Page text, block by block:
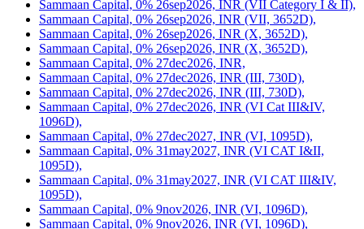
Sammaan Capital, 0% 26sep2026, INR (VII Category I & II),
Sammaan Capital, 0% 26sep2026, INR (VII, 3652D),
Sammaan Capital, 0% 26sep2026, INR (X, 3652D),
Sammaan Capital, 0% 26sep2026, INR (X, 3652D),
Sammaan Capital, 0% 27dec2026, INR,
Sammaan Capital, 0% 27dec2026, INR (III, 730D),
Sammaan Capital, 0% 27dec2026, INR (III, 730D),
Sammaan Capital, 0% 27dec2026, INR (VI Cat III&IV,
1096D),
Sammaan Capital, 0% 27dec2027, INR (VI, 1095D),
Sammaan Capital, 0% 31may2027, INR (VI CAT I&II,
1095D),
Sammaan Capital, 0% 31may2027, INR (VI CAT III&IV,
1095D),
Sammaan Capital, 0% 9nov2026, INR (VI, 1096D),
Sammaan Capital, 0% 9nov2026, INR (VI, 1096D),